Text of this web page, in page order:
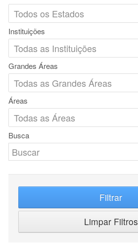
Instituições
Grandes Áreas
Áreas
Busca
Filtrar
Limpar Filtros